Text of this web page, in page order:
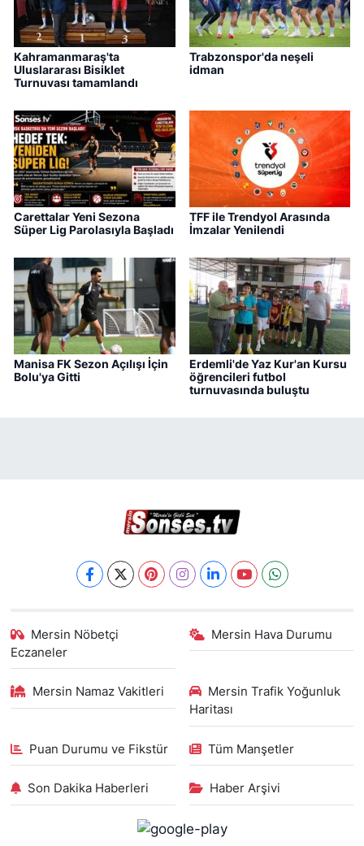
Kahramanmaraş'ta
Uluslararası Bisiklet
Turnuvası tamamlandı
Trabzonspor'da neşeli
idman
Carettalar Yeni Sezona
Süper Lig Parolasıyla Başladı
TFF ile Trendyol Arasında
İmzalar Yenilendi
Manisa FK Sezon Açılışı İçin
Bolu'ya Gitti
Erdemli'de Yaz Kur'an Kursu
öğrencileri futbol
turnuvasında buluştu
Mersin Nöbetçi
Eczaneler
Mersin Hava Durumu
Mersin Namaz Vakitleri
Mersin Trafik Yoğunluk
Haritası
Puan Durumu ve Fikstür Tüm Manşetler
Son Dakika Haberleri Haber Arşivi